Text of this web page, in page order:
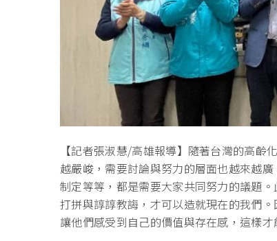
【記者張淑慧/高雄報導】隨著台灣的高
越嚴峻，需要討論與努力的層面也越來越
制定等等，都是需要大家共同努力的議題
打拼與諄諄教誨，才可以造就現在的我們
讓他們感受到自己的價值與存在感，這樣